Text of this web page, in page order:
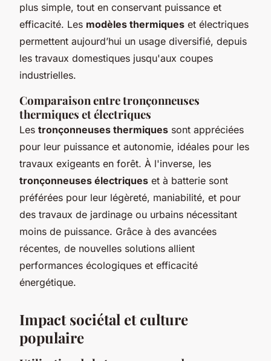
plus simple, tout en conservant puissance et
efficacité. Les modèles thermiques et électriques
permettent aujourd’hui un usage diversifié, depuis
les travaux domestiques jusqu'aux coupes
industrielles.
Comparaison entre tronçonneuses
thermiques et électriques
Les tronçonneuses thermiques sont appréciées
pour leur puissance et autonomie, idéales pour les
travaux exigeants en forêt. À l'inverse, les
tronçonneuses électriques et à batterie sont
préférées pour leur légèreté, maniabilité, et pour
des travaux de jardinage ou urbains nécessitant
moins de puissance. Grâce à des avancées
récentes, de nouvelles solutions allient
performances écologiques et efficacité
énergétique.
Impact sociétal et culture
populaire